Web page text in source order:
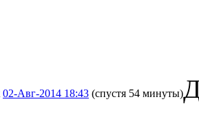
02-Авг-2014 18:43 (спустя 54 минуты)